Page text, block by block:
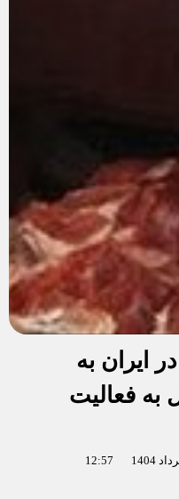
ایران به
به فعالیت
12:57